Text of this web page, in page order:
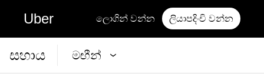
Uber ලොගින් වන්න ලියාපදිංචි වන්න
සහාය මඟීන්